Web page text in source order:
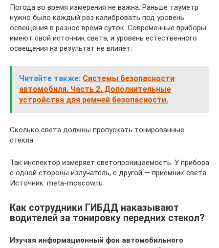
Погода во время измерения не важна. Раньше тауметр
нужно было каждый раз калибровать под уровень
освещения в разное время суток. Современные приборы
имеют свой источник света, и уровень естественного
освещения на результат не влияет.
Читайте также: Системы безопасности
автомобиля. Часть 2. Дополнительные
устройства для ремней безопасности.
Сколько света должны пропускать тонированные
стекла
Так инспектор измеряет светопроницаемость. У прибора
с одной стороны излучатель, с другой — приемник света.
Источник: meta-moscow.ru
Как сотрудники ГИБДД наказывают
водителей за тонировку передних стекол?
Изучая информационный фон автомобильного